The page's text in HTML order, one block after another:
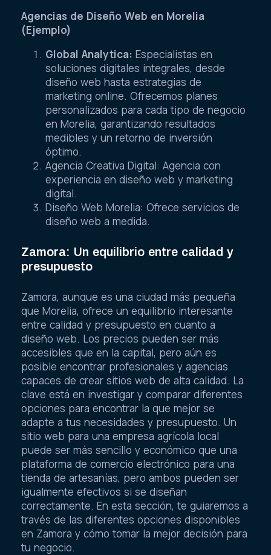
Agencias de Diseño Web en Morelia
(Ejemplo)
Global Analytica: Especialistas en
soluciones digitales integrales, desde
diseño web hasta estrategias de
marketing online. Ofrecemos planes
personalizados para cada tipo de negocio
en Morelia, garantizando resultados
medibles y un retorno de inversión
óptimo.
Agencia Creativa Digital: Agencia con
experiencia en diseño web y marketing
digital.
Diseño Web Morelia: Ofrece servicios de
diseño web a medida.
Zamora: Un equilibrio entre calidad y
presupuesto
Zamora, aunque es una ciudad más pequeña
que Morelia, ofrece un equilibrio interesante
entre calidad y presupuesto en cuanto a
diseño web. Los precios pueden ser más
accesibles que en la capital, pero aún es
posible encontrar profesionales y agencias
capaces de crear sitios web de alta calidad. La
clave está en investigar y comparar diferentes
opciones para encontrar la que mejor se
adapte a tus necesidades y presupuesto. Un
sitio web para una empresa agrícola local
puede ser más sencillo y económico que una
plataforma de comercio electrónico para una
tienda de artesanías, pero ambos pueden ser
igualmente efectivos si se diseñan
correctamente. En esta sección, te guiaremos a
través de las diferentes opciones disponibles
en Zamora y cómo tomar la mejor decisión para
tu negocio.